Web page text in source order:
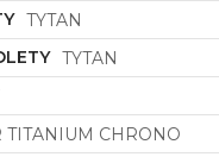
TYTAN
TYTAN
TITANIUM CHRONO